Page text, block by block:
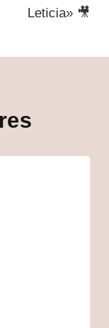
Leticia» 🎥